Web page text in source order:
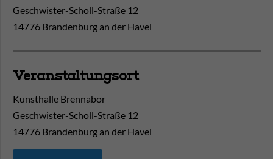
Geschwister-Scholl-Straße 12
14776 Brandenburg an der Havel
Veranstaltungsort
Kunsthalle Brennabor
Geschwister-Scholl-Straße 12
14776 Brandenburg an der Havel